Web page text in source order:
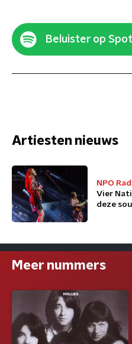
Beluister op
Artiesten nieuws
NPO
Vier
deze
Meer nummers